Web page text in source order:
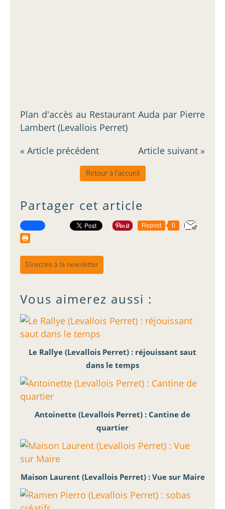
Plan d'accès au Restaurant Auda par Pierre
Lambert (Levallois Perret)
« Article précédent
Article suivant »
Retour à l'accueil
Partager cet article
Repost 0
S'inscrire à la newsletter
Vous aimerez aussi :
Le Rallye (Levallois Perret) : réjouissant saut
dans le temps
Antoinette (Levallois Perret) : Cantine de
quartier
Maison Laurent (Levallois Perret) : Vue sur Maire